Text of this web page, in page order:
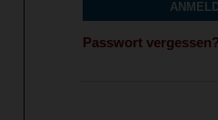
Passwort vergessen?